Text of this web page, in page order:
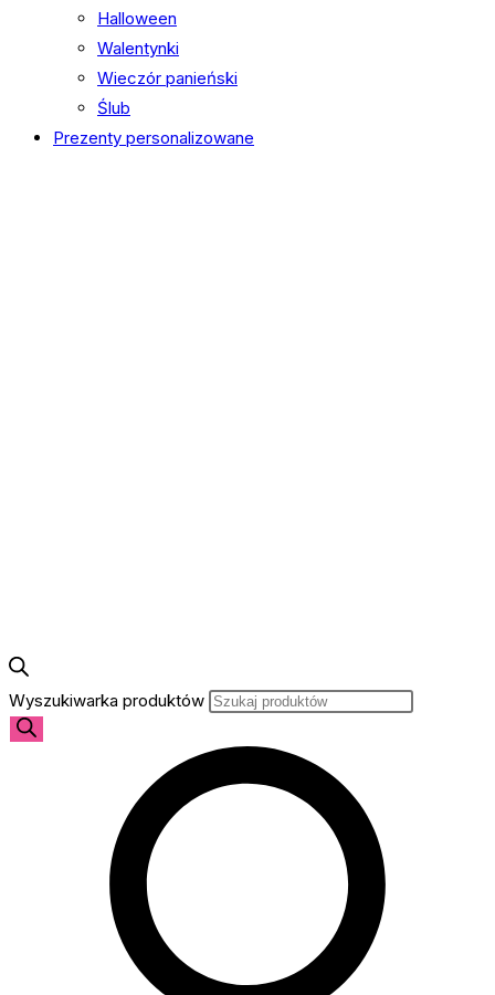
Halloween
Walentynki
Wieczór panieński
Ślub
Prezenty personalizowane
Wyszukiwarka produktów